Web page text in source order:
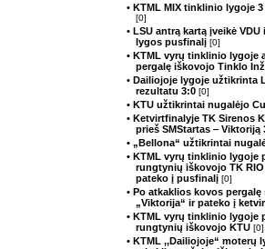
• KTML MIX tinklinio lygoje
[0]
• LSU antrą kartą įveikė
lygos pusfinalį [0]
• KTML vyrų tinklinio lygoje
pergalę iškovojo Tinklo
• Dailiojoje lygoje užtikrinta
rezultatu 3:0 [0]
• KTU užtikrintai nugalėjo
• Ketvirtfinalyje TK Sirenos
prieš SMStartas ‒ Viktoriją
• „Bellona“ užtikrintai
• KTML vyrų tinklinio lygoje
rungtynių iškovojo TK RIO
pateko į pusfinalį [0]
• Po atkaklios kovos pergalę
„Viktorija“ ir pateko į
• KTML vyrų tinklinio lygoje
rungtynių iškovojo KTU [0]
• KTML ,,Dailiojoje“ moterų